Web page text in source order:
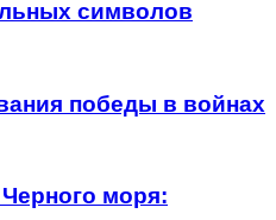
символов
победы в войнах
моря: